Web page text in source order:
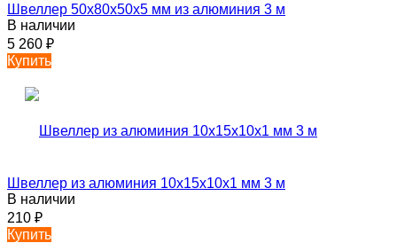
Швеллер 50х80х50х5 мм из алюминия 3 м
В наличии
5 260 ₽
Купить
Швеллер из алюминия 10х15х10х1 мм 3 м
В наличии
210 ₽
Купить